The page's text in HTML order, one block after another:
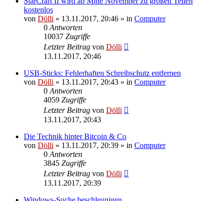
kostenlos
von Dölli » 13.11.2017, 20:46 » in Computer
0 Antworten
10037 Zugriffe
Letzter Beitrag von Dölli
13.11.2017, 20:46
USB-Sticks: Fehlerhaften Schreibschutz entfernen
von Dölli » 13.11.2017, 20:43 » in Computer
0 Antworten
4059 Zugriffe
Letzter Beitrag von Dölli
13.11.2017, 20:43
Die Technik hinter Bitcoin & Co
von Dölli » 13.11.2017, 20:39 » in Computer
0 Antworten
3845 Zugriffe
Letzter Beitrag von Dölli
13.11.2017, 20:39